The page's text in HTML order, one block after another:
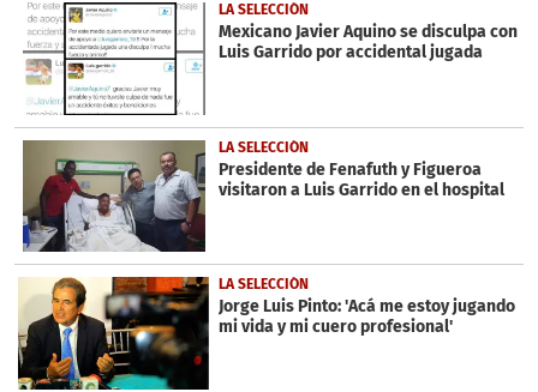
LA SELECCIÓN
Mexicano Javier Aquino se disculpa con
Luis Garrido por accidental jugada
LA SELECCIÓN
Presidente de Fenafuth y Figueroa
visitaron a Luis Garrido en el hospital
LA SELECCIÓN
Jorge Luis Pinto: 'Acá me estoy jugando
mi vida y mi cuero profesional'